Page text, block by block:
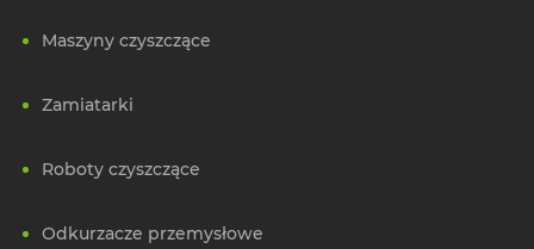
Maszyny czyszczące
Zamiatarki
Roboty czyszczące
Odkurzacze przemysłowe